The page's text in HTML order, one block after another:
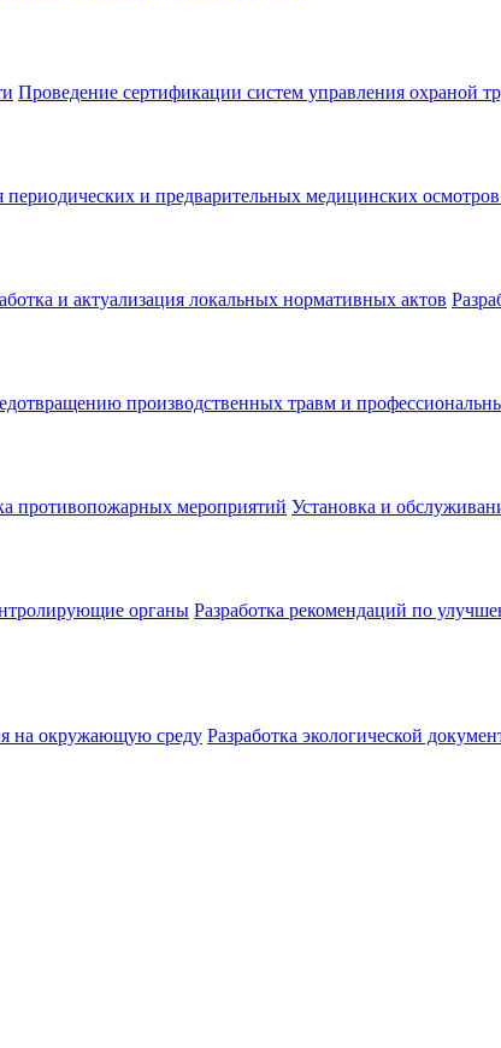
Проведение сертификации систем управления охраной
периодических и предварительных медицинских осмотров
и актуализация локальных нормативных актов
производственных травм и
противопожарных мероприятий Установка и
органы Разработка рекомендаций по
на окружающую среду Разработка экологической